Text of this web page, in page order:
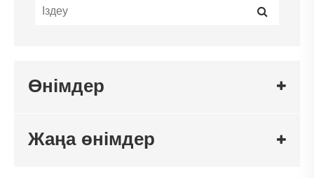
Өнімдер
Жаңа өнімдер